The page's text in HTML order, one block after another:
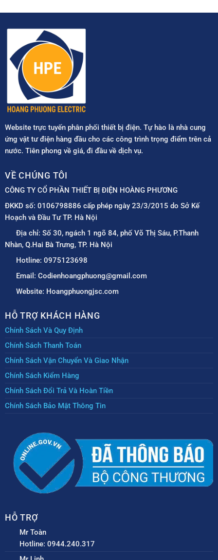
Website trực tuyến phân phối thiết bị điện. Tự hào là nhà cung
ứng vật tư điện hàng đầu cho các công trình trọng điểm trên cả
nước. Tiên phong về giá, đi đầu về dịch vụ.
VỀ CHÚNG TÔI
CÔNG TY CỔ PHẦN THIẾT BỊ ĐIỆN HOÀNG PHƯƠNG
ĐKKD số: 0106798886 cấp phép ngày 23/3/2015 do Sở Kế
Hoạch và Đầu Tư TP. Hà Nội
Địa chỉ: Số 30, ngách 1 ngõ 84, phố Võ Thị Sáu, P.Thanh
Nhàn, Q.Hai Bà Trưng, TP. Hà Nội
Hotline: 0975123698
Email: Codienhoangphuong@gmail.com
Website: Hoangphuongjsc.com
HỖ TRỢ KHÁCH HÀNG
Chính Sách Và Quy Định
Chính Sách Thanh Toán
Chính Sách Vận Chuyển Và Giao Nhận
Chính Sách Kiểm Hàng
Chính Sách Đổi Trả Và Hoàn Tiền
Chính Sách Bảo Mật Thông Tin
HỖ TRỢ
Mr Toàn
Hotline: 0944.240.317